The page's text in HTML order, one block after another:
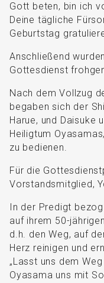
Gott beten, bin ich
Deine tägliche
Geburtstag
Anschließend
Gottesdienst
Nach dem Vollzug
begaben sich der
Harue, und Daisuke
Heiligtum
zu bedienen.
Für die
Vorstandsmitglied,
In der Predigt
auf ihrem 50-
d.h. den Weg, auf
Herz reinigen und
„Lasst uns dem
Oyasama uns mit